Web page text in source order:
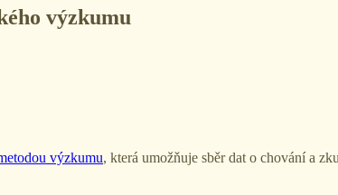
výzkumu
výzkumu, která umožňuje sběr dat o chování a